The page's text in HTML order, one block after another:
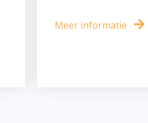
Meer informatie